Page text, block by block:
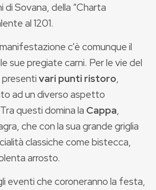
di Sovana, della “Charta
al 1201.
c'è comunque il
sue pregiate carni. Per le vie del
vari punti ristoro,
ad un diverso aspetto
questi domina la Cappa,
che con la sua grande griglia
classiche come bistecca,
arrosto.
eventi che coroneranno la festa,